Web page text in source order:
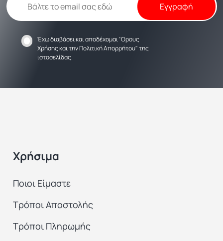
Έχω διαβάσει και αποδέχομαι'Όρους
Χρήσηςκαι τηνΠολιτική Απορρήτου" της
ιστοσελίδας.
Χρήσιμα
Ποιοι Είμαστε
Τρόποι Αποστολής
Τρόποι Πληρωμής